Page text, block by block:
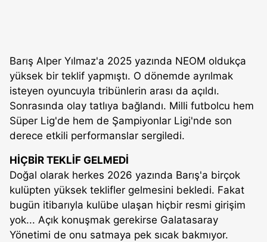
Barış Alper Yılmaz'a 2025 yazında NEOM oldukça
yüksek bir teklif yapmıştı. O dönemde ayrılmak
isteyen oyuncuyla tribünlerin arası da açıldı.
Sonrasında olay tatlıya bağlandı. Milli futbolcu hem
Süper Lig'de hem de Şampiyonlar Ligi'nde son
derece etkili performanslar sergiledi.
HİÇBİR TEKLİF GELMEDİ
Doğal olarak herkes 2026 yazında Barış'a birçok
kulüpten yüksek teklifler gelmesini bekledi. Fakat
bugün itibarıyla kulübe ulaşan hiçbir resmi girişim
yok... Açık konuşmak gerekirse Galatasaray
Yönetimi de onu satmaya pek sıcak bakmıyor.